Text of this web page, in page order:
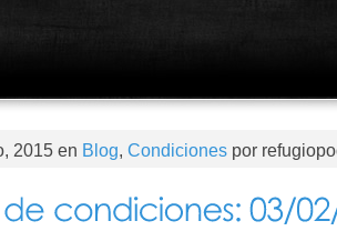
2015 en Blog, Condiciones por